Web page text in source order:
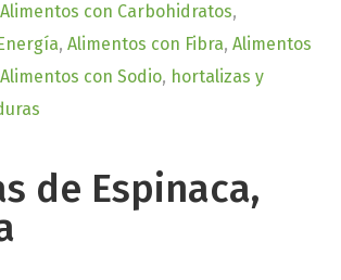
Alimentos con Carbohidratos,
,Alimentos con Fibra,Alimentos
Alimentos con Sodio, hortalizas y
de Espinaca,